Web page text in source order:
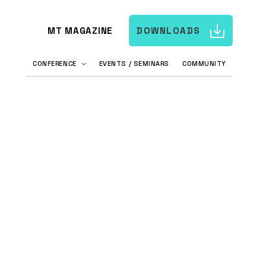
DOWNLOADS
MT MAGAZINE
CONFERENCE EVENTS / SEMINARS COMMUNITY